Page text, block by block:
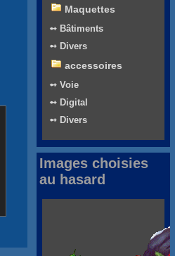
Maquettes
➻ Bâtiments
➻ Divers
accessoires
➻ Voie
➻ Digital
➻ Divers
Images choisies
au hasard